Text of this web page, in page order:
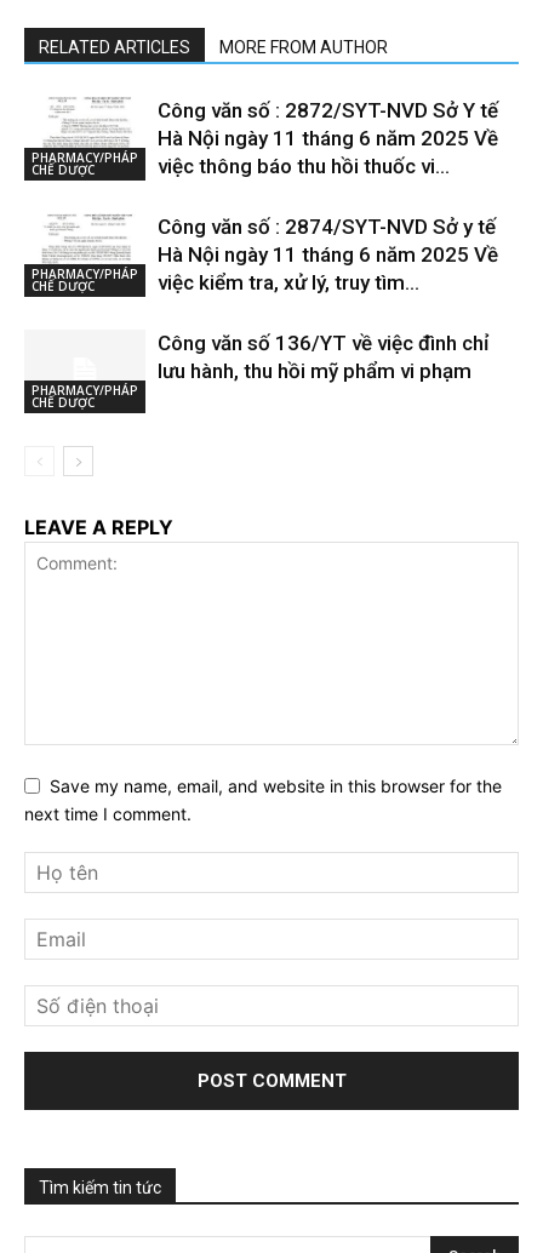
RELATED ARTICLES MORE FROM AUTHOR
PHARMACY/PHÁP
CHẾ DƯỢC
Công văn số : 2872/SYT-NVD Sở Y tế
Hà Nội ngày 11 tháng 6 năm 2025 Về
việc thông báo thu hồi thuốc vi...
PHARMACY/PHÁP
CHẾ DƯỢC
Công văn số : 2874/SYT-NVD Sở y tế
Hà Nội ngày 11 tháng 6 năm 2025 Về
việc kiểm tra, xử lý, truy tìm...
PHARMACY/PHÁP
CHẾ DƯỢC
Công văn số 136/YT về việc đình chỉ
lưu hành, thu hồi mỹ phẩm vi phạm
LEAVE A REPLY
Save my name, email, and website in this browser for the
next time I comment.
Tìm kiếm tin tức